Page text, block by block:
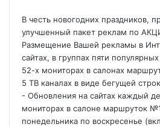
В честь новогодних праздников,
улучшенный пакет реклам по
Размещение Вашей рекламы в
сайтах, в группах пяти
52-х мониторах в салонах
5 ТВ каналах в виде бегущей
- Обновления на сайтах каждый
мониторах в салоне маршруток
понедельника по воскресенье